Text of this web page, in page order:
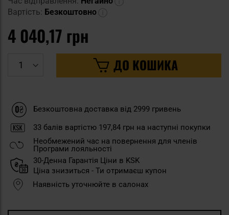
Вартість: Безкоштовно
4 040,17 грн
ДО КОШИКА
Безкоштовна доставка від 2999 гривень
33 балів вартістю 197,84 грн на наступні покупки
Необмежений час на повернення для членів
Програми лояльності
30-Денна Гарантія Ціни в KSK
Ціна знизиться - Ти отримаєш купон
Наявність уточнюйте в салонах